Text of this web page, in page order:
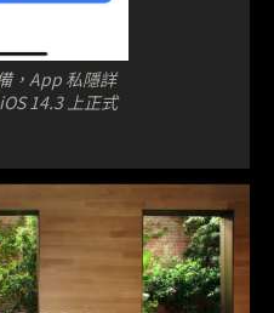
，App 私隱詳
14.3 上正式